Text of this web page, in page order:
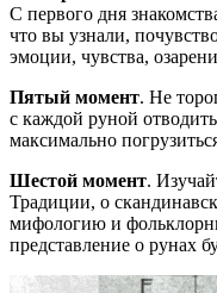
С первого дня
что вы узнали,
эмоции, чувства,
Пятый момент. Не
с каждой руной
максимально
Шестой момент.
Традиции, о
мифологию и
представление о рунах